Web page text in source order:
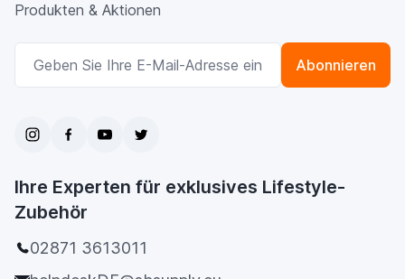
Produkten & Aktionen
E-Mailadresse
Abonnieren
Ihre Experten für exklusives Lifestyle-
Zubehör
02871 3613011